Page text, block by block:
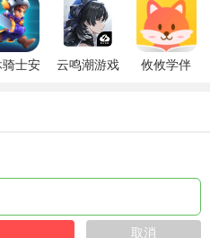
人合作模式中，善用两位忍者
，共同应对敌人和挑战。
推动剧情发展。
角色系统、丰富的战斗体验、
和音效，赢得了众多玩家的
斗技巧和策略搭配能力，还提
物
骑士安
云鸣潮游戏 攸攸学伴